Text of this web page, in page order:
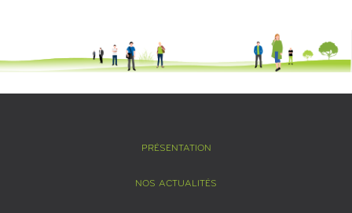
PRÉSENTATION
NOS ACTUALITÉS